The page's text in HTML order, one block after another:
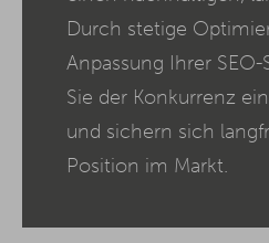
Durch stetige
Anpassung Ihrer
Sie der Konkurrenz
und sichern sich
Position im Markt.